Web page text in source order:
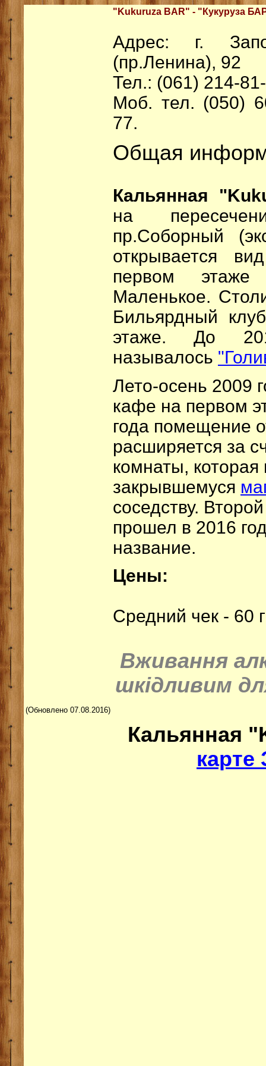
"Kukuruza BAR" - "Кукуруза
Адрес: г.
(пр.Ленина), 92
Тел.: (061) 214-
Моб. тел. (050)
77.
Общая
Кальянная
на
пр.Соборный
открывается
первом этаже
Маленькое.
Бильярдный
этаже. До
называлось
Лето-осень 2009
кафе на первом
года помещение
расширяется за
комнаты, которая
закрывшемуся
соседству.
прошел в 2016
название.
Цены:
Средний чек - 60
Вживання
шкідливим
(Обновлено 07.08.2016)
Кальянная